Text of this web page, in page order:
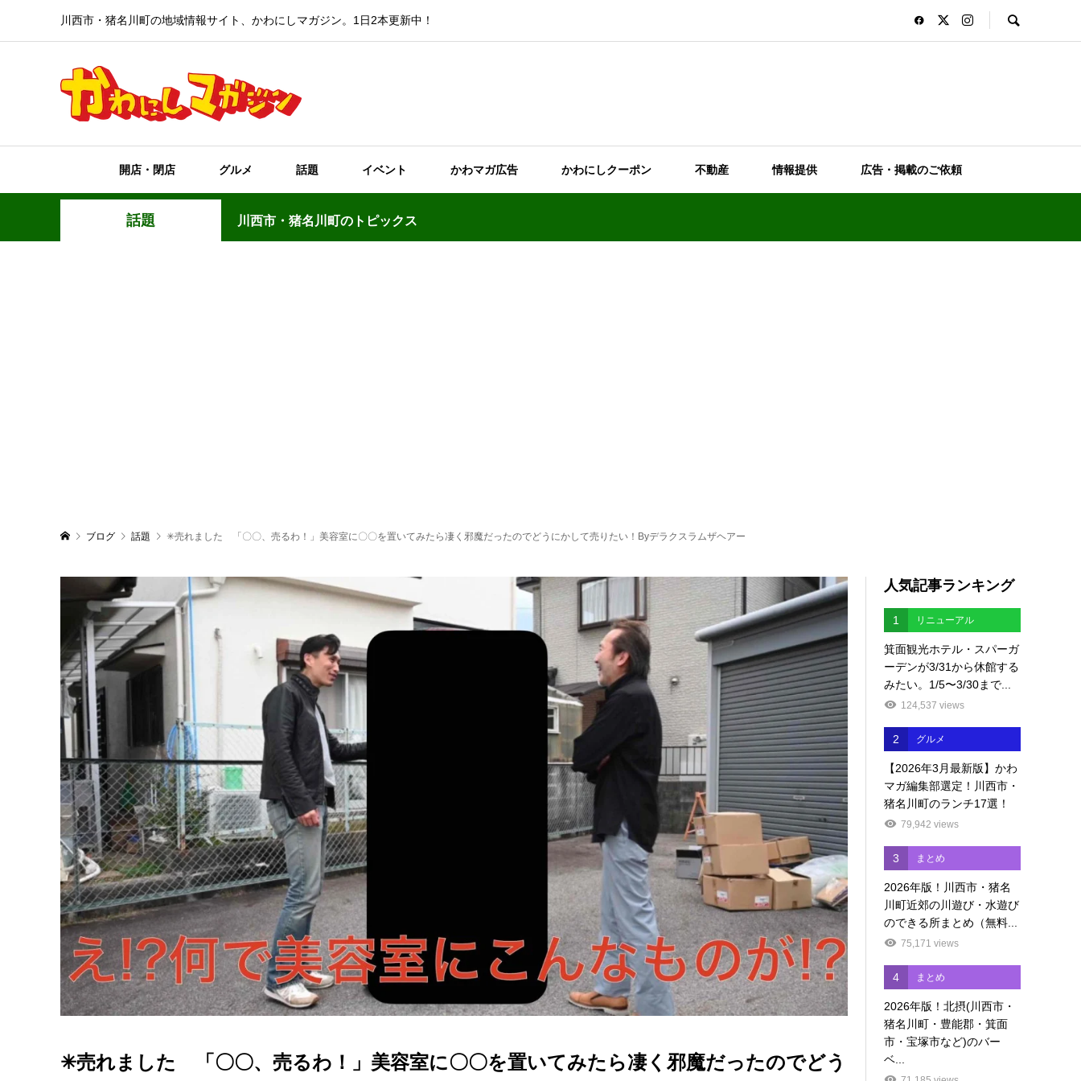
川西市・猪名川町の地域情報サイト、かわにしマガジン。1日2本更新中！
開店・閉店 グルメ 話題 イベント かわマガ広告 かわにしクーポン 不動産 情報提供 広告・掲載のご依頼
話題 川西市・猪名川町のトピックス
ブログ 話題 ✳︎売れました 「〇〇、売るわ！」美容室に〇〇を置いてみたら凄く邪魔だったのでどうにかして売りたい！Byデラクスラムザヘアー
✳︎売れました 「〇〇、売るわ！」美容室に〇〇を置いてみたら凄く邪魔だったのでどう
人気記事ランキング
1 リニューアル
箕面観光ホテル・スパーガ
ーデンが3/31から休館する
みたい。1/5〜3/30まで...
124,537 views
2 グルメ
【2026年3月最新版】かわ
マガ編集部選定！川西市・
猪名川町のランチ17選！
79,942 views
3 まとめ
2026年版！川西市・猪名
川町近郊の川遊び・水遊び
のできる所まとめ（無料...
75,171 views
4 まとめ
2026年版！北摂(川西市・
猪名川町・豊能郡・箕面
市・宝塚市など)のバー
ベ...